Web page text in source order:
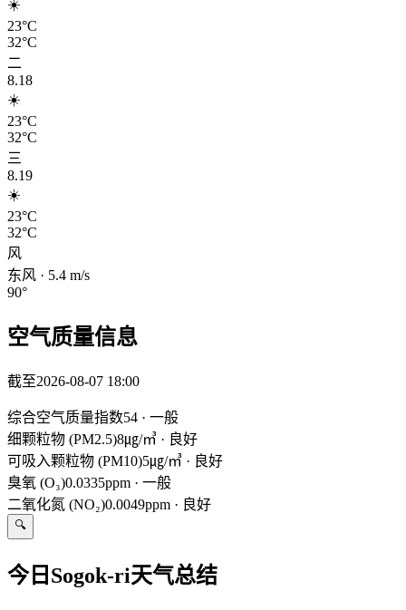
☀️
23°C
32°C
二
8.18
☀️
23°C
32°C
三
8.19
☀️
23°C
32°C
风
东风 · 5.4 m/s
90°
空气质量信息
截至2026-08-07 18:00
综合空气质量指数54 · 一般
细颗粒物 (PM2.5)8㎍/㎥ · 良好
可吸入颗粒物 (PM10)5㎍/㎥ · 良好
臭氧 (O₃)0.0335ppm · 一般
二氧化氮 (NO₂)0.0049ppm · 良好
🔍
今日Sogok-ri天气总结